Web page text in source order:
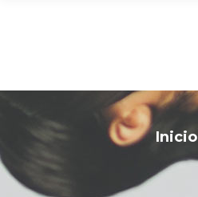
Inicio